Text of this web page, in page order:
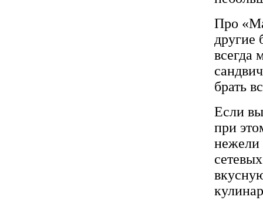
Про
другие
всегда
брать
Если
при
нежели